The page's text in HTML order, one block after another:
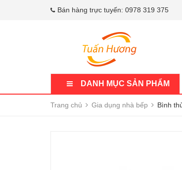
Bán hàng trực tuyến: 0978 319 375
DANH MỤC SẢN PHẨM
Trang chủ Gia dụng nhà bếp Bình